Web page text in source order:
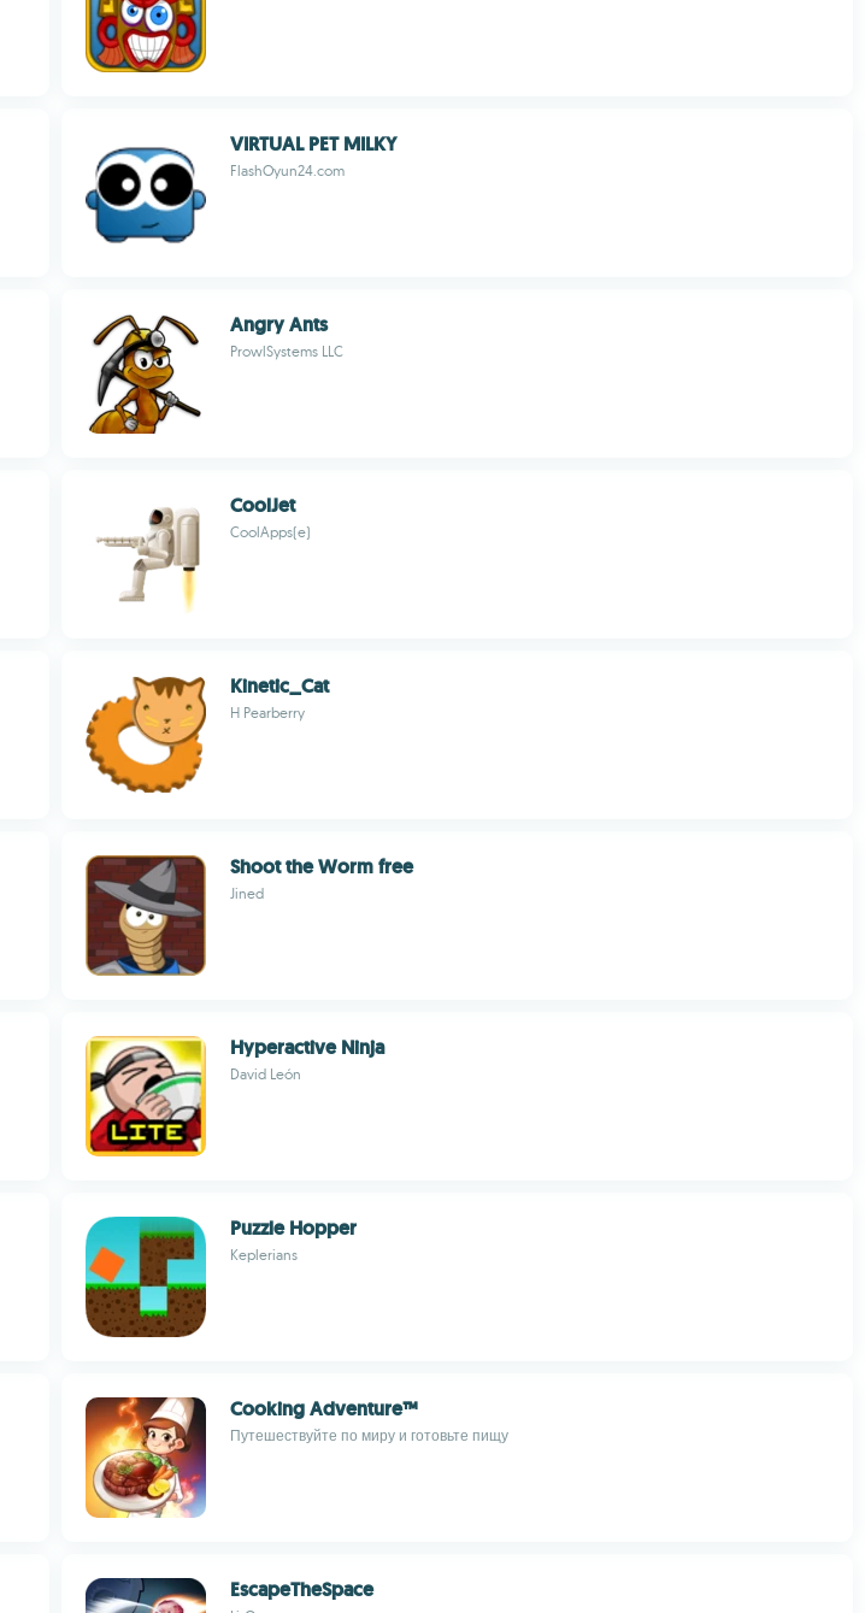
VIRTUAL PET MILKY
FlashOyun24.com
Angry Ants
ProwlSystems LLC
CoolJet
CoolApps(e)
Kinetic_Cat
H Pearberry
Shoot the Worm free
Jined
Hyperactive Ninja
David León
Puzzle Hopper
Keplerians
Cooking Adventure™
Путешествуйте по миру и готовьте пищу
EscapeTheSpace